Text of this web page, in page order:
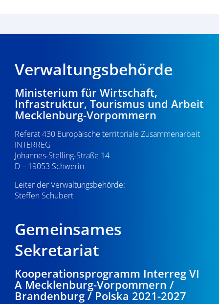
Verwaltungsbehörde
Ministerium für Wirtschaft,
Infrastruktur, Tourismus und Arbeit
Mecklenburg-Vorpommern
Referat 430 Europäische territoriale Zusammenarbeit
INTERREG
Johannes-Stelling-Straße 14
D – 19053 Schwerin
Leiter der Verwaltungsbehörde:
Steffen Schubert
Gemeinsames
Sekretariat
Kooperationsprogramm Interreg VI
A Mecklenburg-Vorpommern /
Brandenburg / Polska 2021-2027